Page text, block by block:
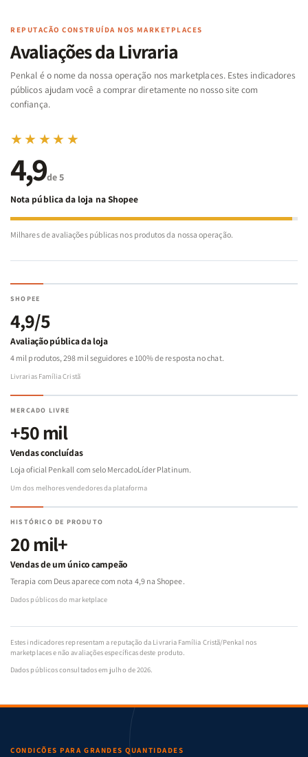
Famílias
Bíblia
-
Penkal
Famílias
da
Bíblia
-
Penkal
de
REPUTAÇÃO CONSTRUÍDA NOS MARKETPLACES
Avaliações da Livraria
Penkal é o nome da nossa operação nos marketplaces. Estes indicadores
públicos ajudam você a comprar diretamente no nosso site com
confiança.
★★★★★
4,9de 5
Nota pública da loja na Shopee
Milhares de avaliações públicas nos produtos da nossa operação.
SHOPEE
4,9/5
Avaliação pública da loja
4 mil produtos, 298 mil seguidores e 100% de resposta no chat.
Livrarias Família Cristã
MERCADO LIVRE
+50 mil
Vendas concluídas
Loja oficial Penkall com selo MercadoLíder Platinum.
Um dos melhores vendedores da plataforma
HISTÓRICO DE PRODUTO
20 mil+
Vendas de um único campeão
Terapia com Deus aparece com nota 4,9 na Shopee.
Dados públicos do marketplace
Estes indicadores representam a reputação da Livraria Família Cristã/Penkal nos
marketplaces e não avaliações específicas deste produto.
Dados públicos consultados em julho de 2026.
CONDIÇÕES PARA GRANDES QUANTIDADES